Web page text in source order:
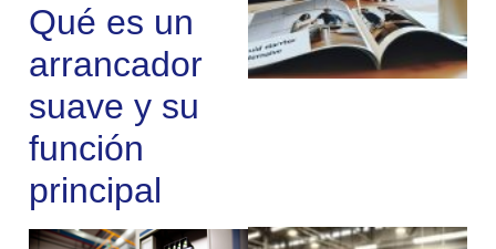
Qué es un
arrancador
suave y su
función
principal